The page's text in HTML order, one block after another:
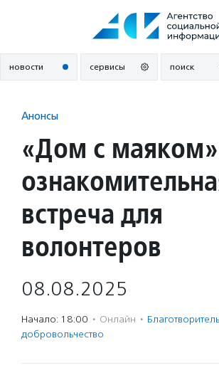
новости сервисы поиск
Анонсы
«Дом с
встреча для
волонтеров
08.08.2025
Начало: 18:00 · Онлайн ·
доброволь­чест­во